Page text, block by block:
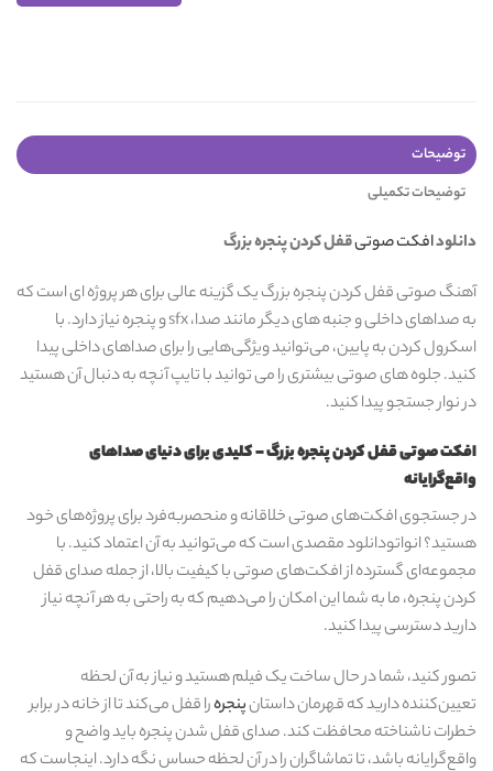
توضیحات
توضیحات تکمیلی
دانلودافکت صوتیقفل کردن پنجره بزرگ
آهنگ صوتی قفل کردن پنجره بزرگ یک گزینه عالی برای هر پروژه ای است که
به صداهای داخلی و جنبه های دیگر مانند صدا، sfx و پنجره نیاز دارد. با
اسکرول کردن به پایین، می‌توانید ویژگی‌هایی را برای صداهای داخلی پیدا
کنید. جلوه های صوتی بیشتری را می توانید با تایپ آنچه به دنبال آن هستید
در نوار جستجو پیدا کنید.
افکت صوتی قفل کردن پنجره بزرگ - کلیدی برای دنیای صداهای
واقع‌گرایانه
در جستجوی افکت‌های صوتی خلاقانه و منحصربه‌فرد برای پروژه‌های خود
هستید؟ انواتودانلود مقصدی است که می‌توانید به آن اعتماد کنید. با
مجموعه‌ای گسترده از افکت‌های صوتی با کیفیت بالا، از جمله صدای قفل
کردن پنجره، ما به شما این امکان را می‌دهیم که به راحتی به هر آنچه نیاز
دارید دسترسی پیدا کنید.
تصور کنید، شما در حال ساخت یک فیلم هستید و نیاز به آن لحظه
تعیین‌کننده دارید که قهرمان داستانپنجرهرا قفل می‌کند تا از خانه در برابر
خطرات ناشناخته محافظت کند. صدای قفل شدن پنجره باید واضح و
واقع‌گرایانه باشد، تا تماشاگران را در آن لحظه حساس نگه دارد. اینجاست که